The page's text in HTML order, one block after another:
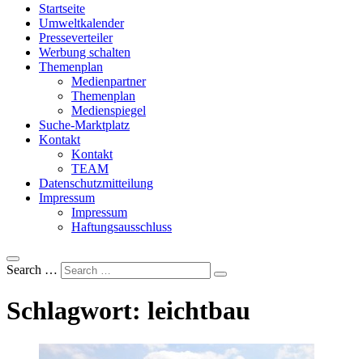
Startseite
Umweltkalender
Presseverteiler
Werbung schalten
Themenplan
Medienpartner
Themenplan
Medienspiegel
Suche-Marktplatz
Kontakt
Kontakt
TEAM
Datenschutzmitteilung
Impressum
Impressum
Haftungsausschluss
Search …
Schlagwort: leichtbau